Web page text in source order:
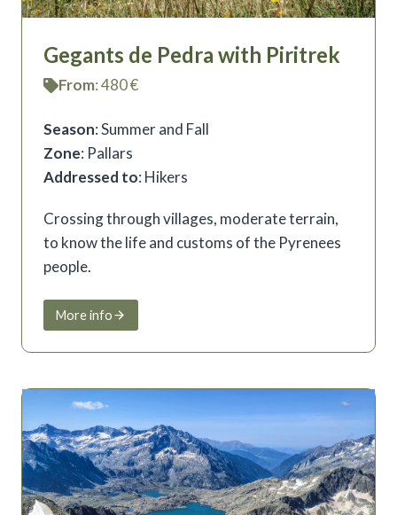
Gegants de Pedra with Piritrek
From: 480 €
Season: Summer and Fall
Zone: Pallars
Addressed to: Hikers
Crossing through villages, moderate terrain,
to know the life and customs of the Pyrenees
people.
More info